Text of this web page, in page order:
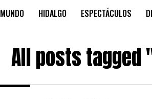
MUNDO HIDALGO ESPECTÁCULOS
All posts tagged